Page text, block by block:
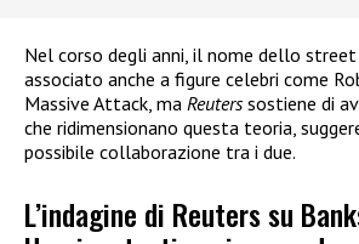
Nel corso degli anni, il nome dello
associato anche a figure celebri come
Massive Attack, ma Reuterssostiene di
che ridimensionano questa teoria,
possibile collaborazione tra i due.
L’indagine di Reuters su